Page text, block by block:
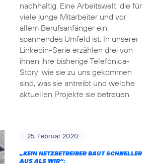
nachhaltig. Eine Arbeitswelt, die für
viele junge Mitarbeiter und vor
allem Berufsanfänger ein
spannendes Umfeld ist. In unserer
Linkedin-Serie erzählen drei von
ihnen ihre bisherige Telefónica-
Story: wie sie zu uns gekommen
sind, was sie antreibt und welche
aktuellen Projekte sie betreuen.
25. Februar 2020
„KEIN NETZBETREIBER BAUT SCHNELLER
AUS ALS WIR“: